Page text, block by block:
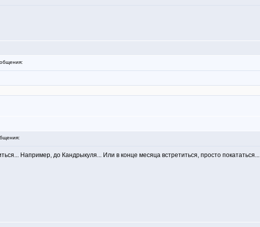
Например, до Кандрыкуля... Или в конце месяца встретиться, просто покататься...